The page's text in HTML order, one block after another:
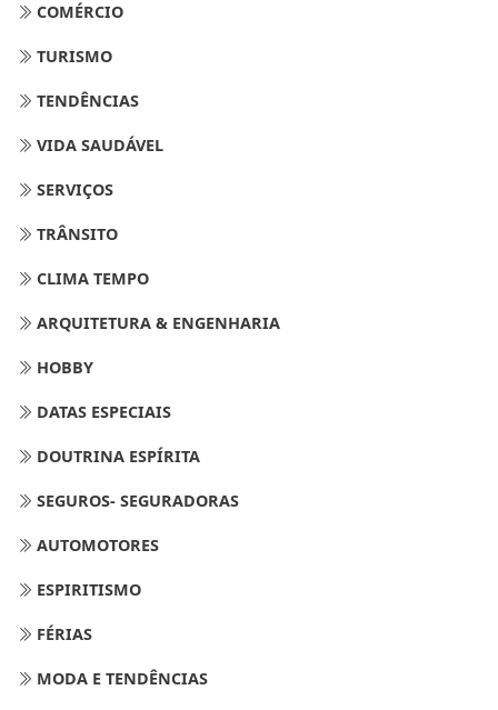
COMÉRCIO
TURISMO
TENDÊNCIAS
VIDA SAUDÁVEL
SERVIÇOS
TRÂNSITO
CLIMA TEMPO
ARQUITETURA & ENGENHARIA
HOBBY
DATAS ESPECIAIS
DOUTRINA ESPÍRITA
SEGUROS- SEGURADORAS
AUTOMOTORES
ESPIRITISMO
FÉRIAS
MODA E TENDÊNCIAS